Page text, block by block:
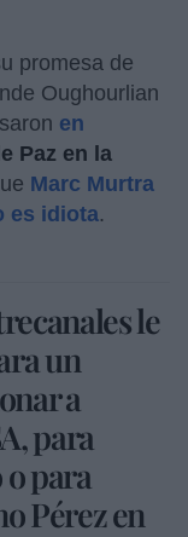
promesa de
Oughourlian
en
Paz en la
Marc Murtra
es idiota.
le
un
a
para
para
Pérez en